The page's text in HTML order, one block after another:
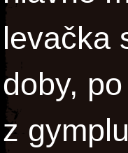
levačka
doby,
z